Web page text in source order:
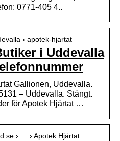
0771-405 4..
› apotek-hjartat
i Uddevalla
Gallionen, Uddevalla.
– Uddevalla. Stängt.
för Apotek Hjärtat …
› … › Apotek Hjärtat